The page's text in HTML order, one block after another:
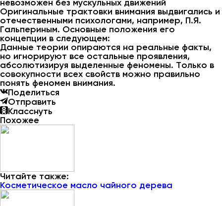
невозможен без мускульных движений
Оригинальные трактовки внимания выдвигались и
отечественными психологами, например, П.Я.
Гальпериным. Основные положения его
концепции в следующем:
Данные теории опираются на реальные факты,
но игнорируют все остальные проявления,
абсолютизируя выделенные феномены. Только в
совокупности всех свойств можно правильно
понять феномен внимания.
Поделиться
Отправить
Класснуть
Похожее
Читайте также:
Косметическое масло чайного дерева